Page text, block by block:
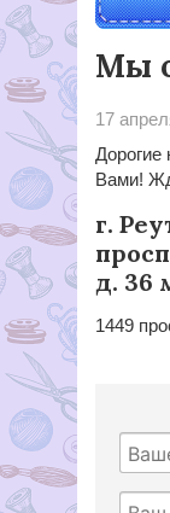
Мы
17
Дорогие
Вами!
г.
д. 36
1449